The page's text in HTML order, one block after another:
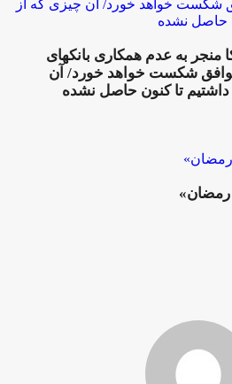
به عدم همکاری بانکهای
توافق شکست خواهد خورد/ آن
تا کنون حاصل نشده